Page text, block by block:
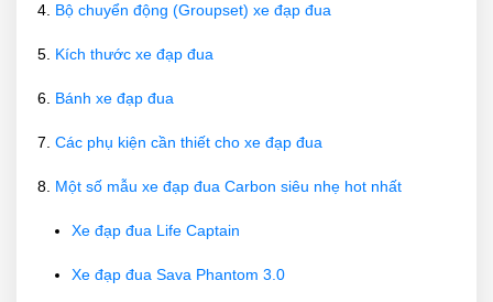
Bộ chuyển động (Groupset) xe đạp đua
Kích thước xe đạp đua
Bánh xe đạp đua
Các phụ kiện cần thiết cho xe đạp đua
Một số mẫu xe đạp đua Carbon siêu nhẹ hot nhất
Xe đạp đua Life Captain
Xe đạp đua Sava Phantom 3.0